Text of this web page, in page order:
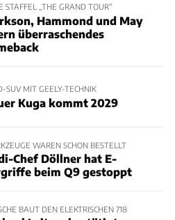
STAFFEL „THE GRAND TOUR“
Hammond und May
überraschendes
SUV MIT GEELY-TECHNIK
Kuga kommt 2029
WAREN SCHON BESTELLT
Chef Döllner hat E-
beim Q9 gestoppt
BAUT DEN ELEKTRISCHEN 718